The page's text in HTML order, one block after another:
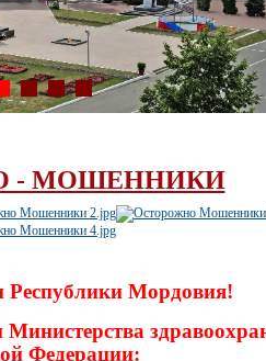
- МОШЕННИКИ
Мордовия!
Федерации: